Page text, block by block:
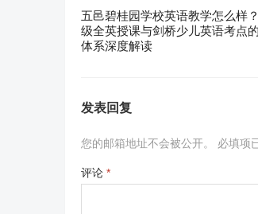
五邑碧桂园学校英语教学怎么样
级全英授课与剑桥少儿英语考点
体系深度解读
发表回复
您的邮箱地址不会被公开。 必填项
评论 *